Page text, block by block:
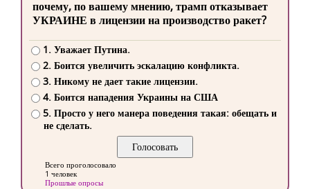
почему, по вашему мнению, трамп отказывает
УКРАИНЕ в лицензии на производство ракет?
1. Уважает Путина.
2. Боится увеличить эскалацию конфликта.
3. Никому не дает такие лицензии.
4. Боится нападения Украины на США
5. Просто у него манера поведения такая: обещать и
не сделать.
Всего проголосовало
1 человек
Прошлые опросы